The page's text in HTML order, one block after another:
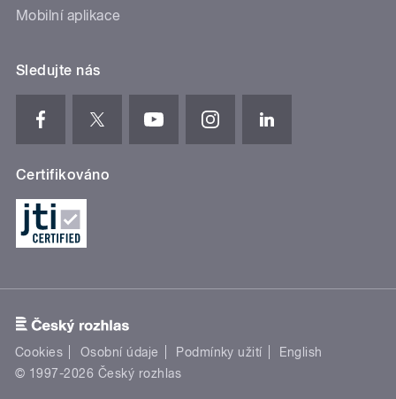
Mobilní aplikace
Sledujte nás
Certifikováno
Cookies Osobní údaje Podmínky užití
English
© 1997-2026 Český rozhlas